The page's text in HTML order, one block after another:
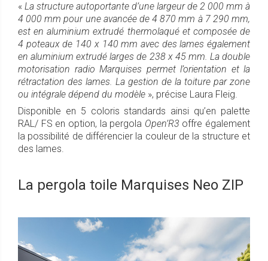
« La structure autoportante d’une largeur de 2 000 mm à
4 000 mm pour une avancée de 4 870 mm à 7 290 mm,
est en aluminium extrudé thermolaqué et composée de
4 poteauxde 140 x 140 mm avec des lames également
enaluminium extrudé larges de 238 x 45 mm. La double
motorisation radio Marquises permet l’orientation et la
rétractation des lames. La gestion de la toiture par zone
ou intégrale dépend du modèle », précise Laura Fleig.
Disponible en 5 coloris standards ainsi qu’en palette
RAL/ FS en option, la pergola Open’R3 offre également
la possibilité de différencier la couleur de la structure et
des lames.
La pergola toile Marquises Neo ZIP